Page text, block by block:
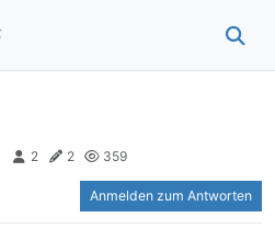
2 2 359
Anmelden zum Antworten